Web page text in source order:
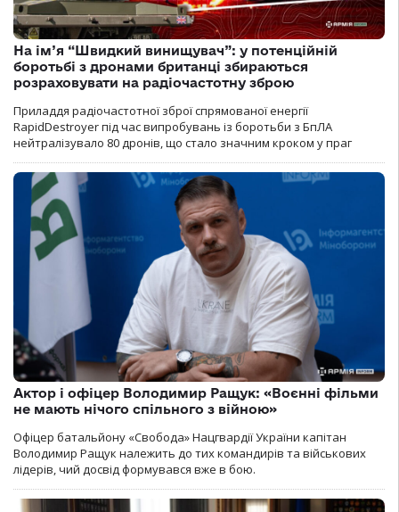
На ім’я “Швидкий винищувач”: у потенційній
боротьбі з дронами британці збираються
розраховувати на радіочастотну зброю
Приладдя радіочастотної зброї спрямованої енергії
RapidDestroyer під час випробувань із боротьби з БпЛА
нейтралізувало 80 дронів, що стало значним кроком у праг
Актор і офіцер Володимир Ращук: «Воєнні фільми
не мають нічого спільного з війною»
Офіцер батальйону «Свобода» Нацгвардії України капітан
Володимир Ращук належить до тих командирів та військових
лідерів, чий досвід формувався вже в бою.